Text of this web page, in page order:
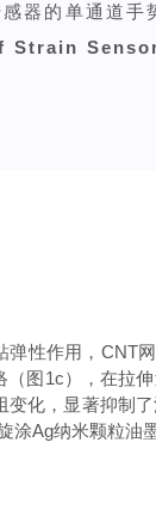
器的单通道手
性作用，CNT
图1c），在拉
化，显著抑制
涂Ag纳米颗粒油